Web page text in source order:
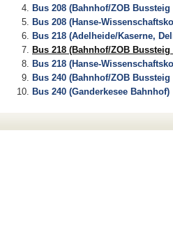
Bus 208 (Bahnhof/ZOB
Bus 208 (Hanse-
Bus 218 (Adelheide/Kaserne,
Bus 218 (Bahnhof/ZOB
Bus 218 (Hanse-
Bus 240 (Bahnhof/ZOB
Bus 240 (Ganderkesee Bahnhof)